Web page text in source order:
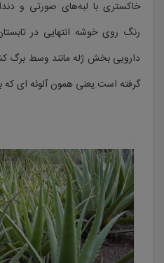
خاکستری با لبه‌های صورتی و
رنگ روی خوشه انتهایی در
دارویی بخش ژله مانند وسط برگ
گرفته است.یعنی همون آلوئه ای که